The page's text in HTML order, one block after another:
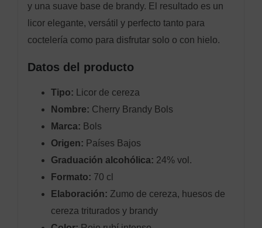
y una suave base de brandy. El resultado es un
licor elegante, versátil y perfecto tanto para
coctelería como para disfrutar solo o con hielo.
Datos del producto
Tipo: Licor de cereza
Nombre: Cherry Brandy Bols
Marca: Bols
Origen: Países Bajos
Graduación alcohólica: 24% vol.
Formato: 70 cl
Elaboración: Zumo de cereza, huesos de
cereza triturados y brandy